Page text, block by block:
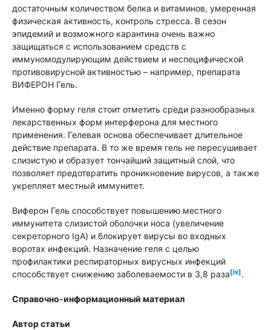
достаточным количеством белка и витаминов, умеренная
физическая активность, контроль стресса. В сезон
эпидемий и возможного карантина очень важно
защищаться с использованием средств с
иммуномодулирующим действием и неспецифической
противовирусной активностью – например, препарата
ВИФЕРОН Гель.
Именно форму геля стоит отметить среди разнообразных
лекарственных форм интерферона для местного
применения. Гелевая основа обеспечивает длительное
действие препарата. В то же время гель не пересушивает
слизистую и образует тончайший защитный слой, что
позволяет предотвратить проникновение вирусов, а также
укрепляет местный иммунитет.
Виферон Гель способствует повышению местного
иммунитета слизистой оболочки носа (увеличение
секреторного IgA) и блокирует вирусы во входных
воротах инфекций. Назначение геля с целью
профилактики респираторных вирусных инфекций
способствует снижению заболеваемости в 3,8 раза[iv].
Справочно-информационный материал
Автор статьи